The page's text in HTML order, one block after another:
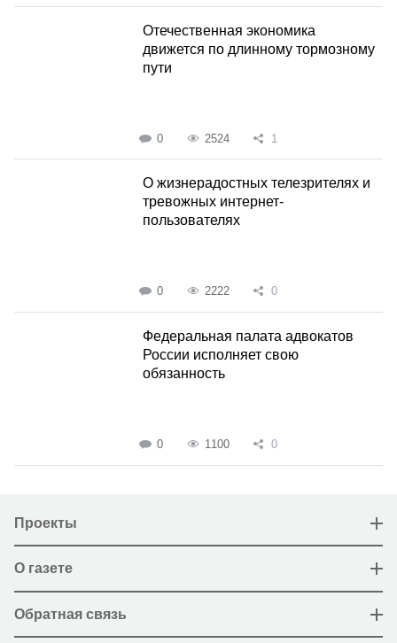
Отечественная экономика
движется по длинному тормозному
пути
0 2524 1
О жизнерадостных телезрителях и
тревожных интернет-
пользователях
0 2222 0
Федеральная палата адвокатов
России исполняет свою
обязанность
0 1100 0
Проекты
О газете
Обратная связь